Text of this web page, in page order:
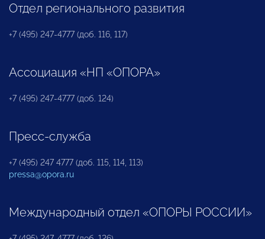
Отдел регионального развития
+7 (495) 247-4777 (доб. 116, 117)
Ассоциация «НП «ОПОРА»
+7 (495) 247-4777 (доб. 124)
Пресс-служба
+7 (495) 247 4777 (доб. 115, 114, 113)
pressa@opora.ru
Международный отдел «ОПОРЫ РОССИИ»